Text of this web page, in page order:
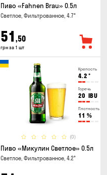
Пиво «Fahnen Brau» 0.5л
Светлое, Фильтрованное, 4.7°
51 ,50
грн за 1 шт
Крепость
4.2 °
Горечь
20 IBU
Плотность
11 %
(0)
Пиво «Микулин Светлое» 0.5л
Светлое, Фильтрованное, 4.2°